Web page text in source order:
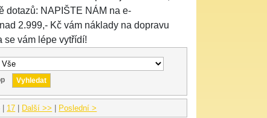
dotazů: NAPIŠTE NÁM na e-
2.999,- Kč vám náklady na dopravu
se vám lépe vytřídí!
17 Další >> Poslední >